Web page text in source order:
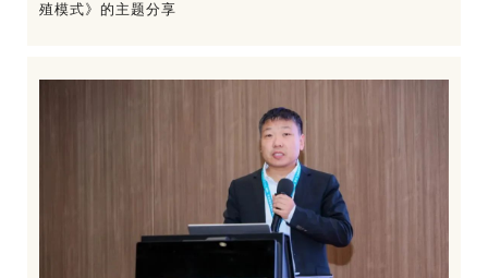
殖模式》的主题分享